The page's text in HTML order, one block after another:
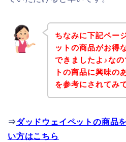
ちなみに下記ペー
ットの商品がお得
できましたよ♪な
トの商品に興味の
を参考にされてみ
⇒ダッドウェイペットの商品
い方はこちら